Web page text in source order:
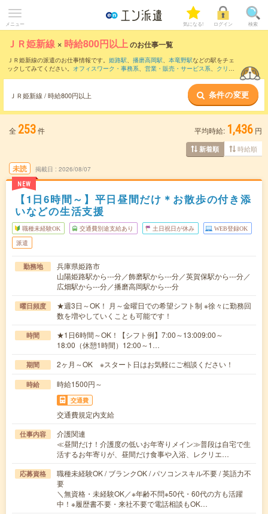
メニュー 気になる! ログイン 検索
ＪＲ姫新線 × 時給800円以上のお仕事一覧
ＪＲ姫新線の派遣のお仕事情報です。 姫路駅、 播磨高岡駅、 本竜野駅などの駅をチェ
ックしてみてください。 オフィスワーク・事務系、 営業・販売・サービス系、 クリエ
ＪＲ姫新線 / 時給800円以上 条件の変更
全 253件 平均時給: 1,436 円
新着順 時給順
未読
NEW
掲載日 2026/08/07
【1日6時間～】平日昼間だけ＊お散歩の付き添
いなどの生活支援
職種未経験OK 交通費別途支給あり 土日祝日が休み WEB登録OK
派遣
勤務地
兵庫県姫路市
山陽姫路駅から---分／飾磨駅から---分／英賀保駅から---分／
広畑駅から---分／播磨高岡駅から---分
曜日頻度
★週3日～OK！ 月～金曜日での希望シフト制 ※徐々に勤務回
数を増やしていくことも可能です！
時間
★1日6時間～OK！【シフト例】7:00～13:009:00～
18:00（休憩1時間）12:00～1…
期間 2ヶ月～OK ※スタート日はお気軽にご相談ください！
時給 時給1500円～
交通費
交通費規定内支給
仕事内容
介護関連
≪昼間だけ！介護度の低いお年寄りメイン≫普段は自宅で生
活するお年寄りが、昼間だけ食事や入浴、レクリエ…
応募資格
職種未経験OK / ブランクOK / パソコンスキル不要 / 英語力不
要
＼無資格・未経験OK／※年齢不問※50代・60代の方も活躍
中！※履歴書不要・来社不要で電話相談もOK…